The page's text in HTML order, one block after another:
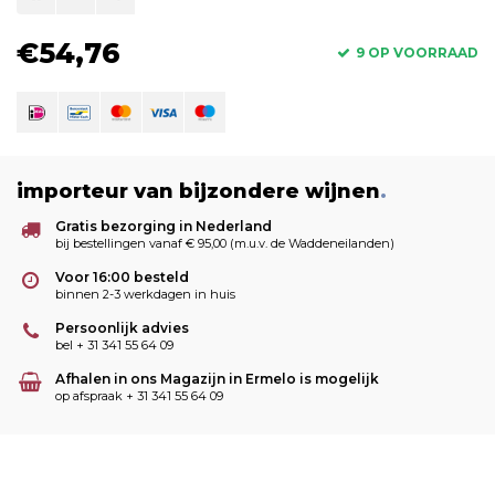
€54,76 9 OP VOORRAAD
importeur van bijzondere wijnen.
Gratis bezorging in Nederland
bij bestellingen vanaf € 95,00 (m.u.v. de Waddeneilanden)
Voor 16:00 besteld
binnen 2-3 werkdagen in huis
Persoonlijk advies
bel + 31 341 55 64 09
Afhalen in ons Magazijn in Ermelo is mogelijk
op afspraak + 31 341 55 64 09